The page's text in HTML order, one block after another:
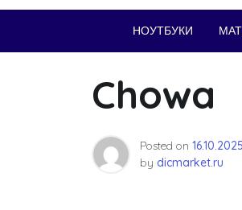
НОУТБУКИ
Chowa
Posted on 16.10.2025
by dicmarket.ru